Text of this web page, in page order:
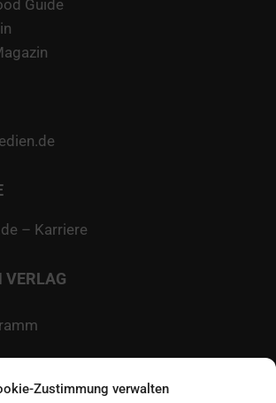
Zustimmung verwalten
Guide
– Karriere
VERLAG